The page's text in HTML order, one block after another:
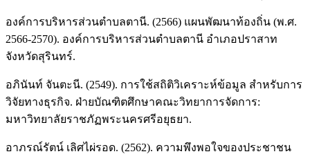
องค์การบริหารส่วนตำบลตานี. (2566) แผนพัฒนาท้องถิ่น (พ.ศ.
2566-2570). องค์การบริหารส่วนตำบลตานี อำเภอปราสาท
จังหวัดสุรินทร์.
อภินันท์ จันตะนี. (2549). การใช้สถิติวิเคราะห์ข้อมูล สำหรับการ
วิจัยทางธุรกิจ. ฝ่ายบัณฑิตศึกษาคณะวิทยาการจัดการ:
มหาวิทยาลัยราชภัฏพระนครศรีอยุธยา.
อาภรณ์รัตน์ เลิศไผ่รอด. (2562). ความพึงพอใจของประชาชน